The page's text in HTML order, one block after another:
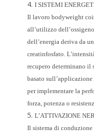
I SISTEMI
Il lavoro bodyweight
all’utilizzo
dell’energia deriva da
creatinfosfato.
recupero determinano il
basato
per implementare la
forza, potenza o
L’ATTIVAZIONE
Il sistema di conduzione